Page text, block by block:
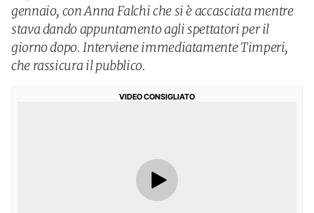
gennaio, con Anna Falchi che si è accasciata mentre
stava dando appuntamento agli spettatori per il
giorno dopo. Interviene immediatamente Timperi,
che rassicura il pubblico.
VIDEO CONSIGLIATO